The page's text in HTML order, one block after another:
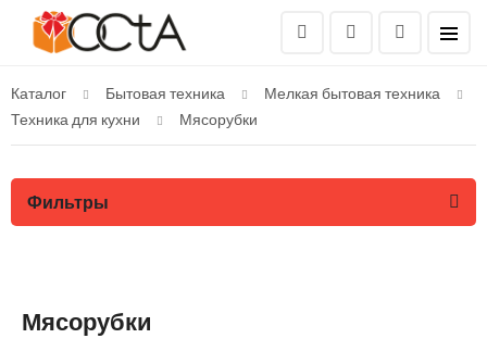
Каталог Бытовая техника
Мелкая бытовая техника
Техника для кухни
Мясорубки
Фильтры
Мясорубки